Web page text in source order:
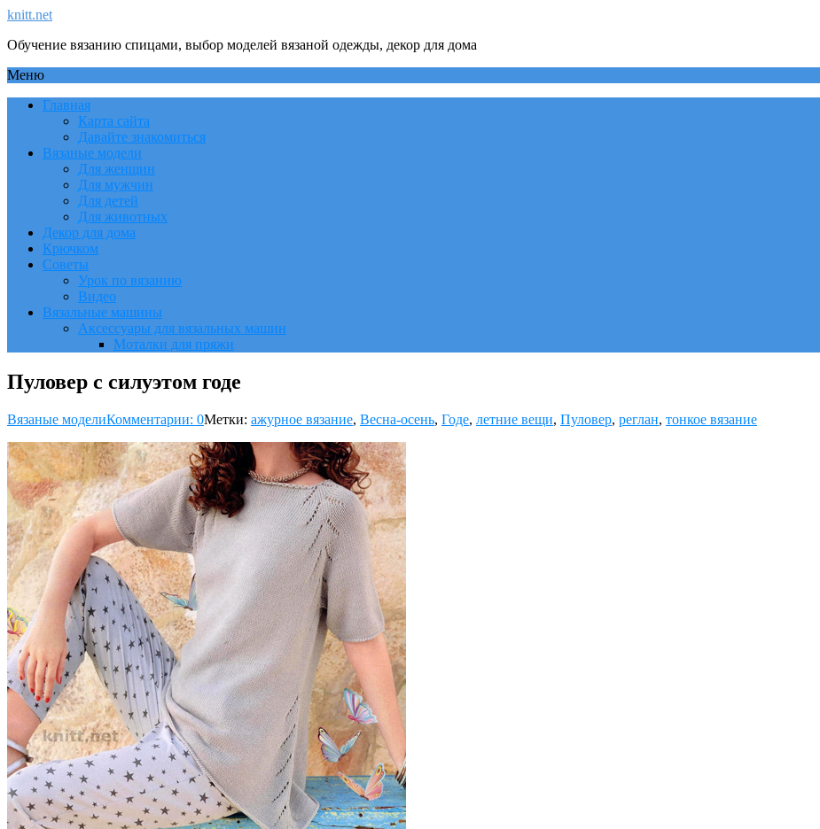
knitt.net
Обучение вязанию спицами, выбор моделей вязаной одежды, декор для дома
Меню
Главная
Карта сайта
Давайте знакомиться
Вязаные модели
Для женщин
Для мужчин
Для детей
Для животных
Декор для дома
Крючком
Советы
Урок по вязанию
Видео
Вязальные машины
Аксессуары для вязальных машин
Моталки для пряжи
Пуловер с силуэтом годе
Вязаные моделиКомментарии: 0Метки: ажурное вязание, Весна-осень, Годе, летние вещи, Пуловер, реглан, тонкое вязание